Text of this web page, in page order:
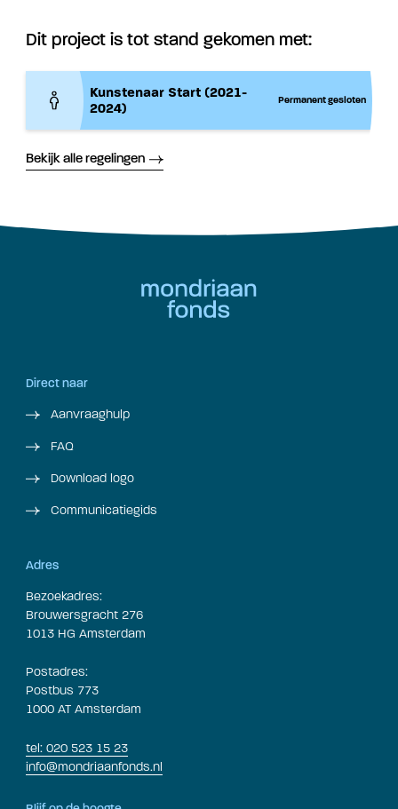
Dit project is tot stand gekomen met:
Kunstenaar Start (2021-
2024)
Permanent gesloten
Bekijk alle regelingen
Direct naar
Aanvraaghulp
FAQ
Download logo
Communicatiegids
Adres
Bezoekadres:
Brouwersgracht 276
1013 HG Amsterdam
Postadres:
Postbus 773
1000 AT Amsterdam
tel: 020 523 15 23
info@mondriaanfonds.nl